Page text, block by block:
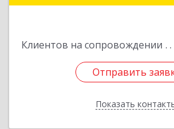
Клиентов на сопровождении
Отправить
Показать
Отправить
Назад